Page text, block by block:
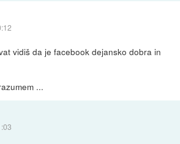
vidiš da je facebook dejansko dobra in
...